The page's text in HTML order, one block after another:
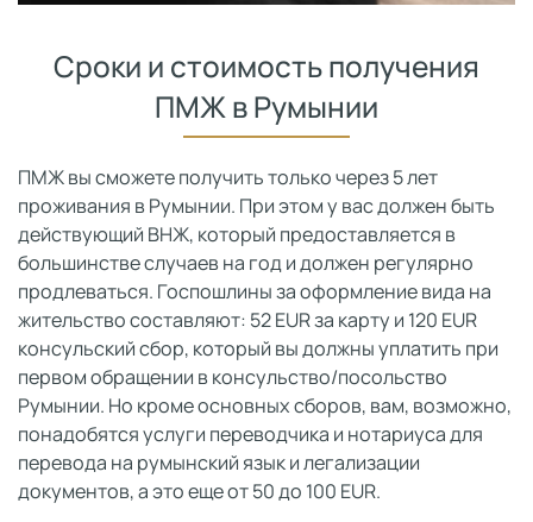
Сроки и стоимость получения
ПМЖ в Румынии
ПМЖ вы сможете получить только через 5 лет
проживания в Румынии. При этом у вас должен быть
действующий ВНЖ, который предоставляется в
большинстве случаев на год и должен регулярно
продлеваться. Госпошлины за оформление вида на
жительство составляют: 52 EUR за карту и 120 EUR
консульский сбор, который вы должны уплатить при
первом обращении в консульство/посольство
Румынии. Но кроме основных сборов, вам, возможно,
понадобятся услуги переводчика и нотариуса для
перевода на румынский язык и легализации
документов, а это еще от 50 до 100 EUR.